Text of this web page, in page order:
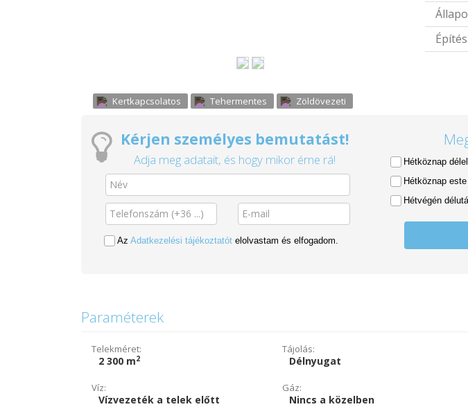
Kertkapcsolatos Tehermentes Zöldövezeti
Kérjen személyes bemutatást!
Adja meg adatait, és hogy mikor érne rá!
Az Adatkezelési tájékoztatót elolvastam és elfogadom.
Hétköznap
Hétköznap este
Hétvégén
Paraméterek
Telekméret:
2 300 m2
Tájolás:
Délnyugat
Víz:
Vízvezeték a telek előtt
Gáz:
Nincs a közelben